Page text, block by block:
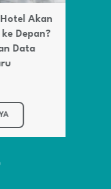
Banyak
tahun 2026